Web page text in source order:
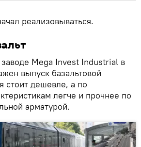
реализовываться.
Mega Invest Industrial в
выпуск базальтовой
стоит дешевле, а по
легче и прочнее по
арматурой.